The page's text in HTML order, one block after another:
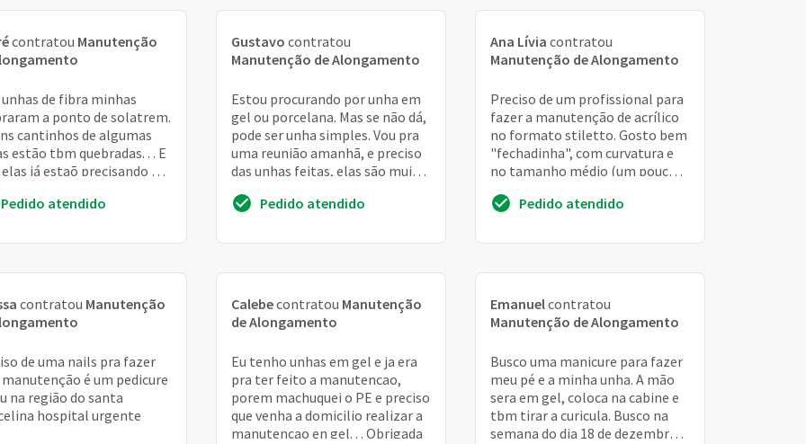
contratou Manutenção
de fibra minhas
a ponto de solatrem.
cantinhos de algumas
estão tbm quebradas. . . E
já estaõ precisando da
Pedido atendido
Gustavo contratou
Manutenção de Alongamento
Estou procurando por unha em
gel ou porcelana. Mas se não dá,
pode ser unha simples. Vou pra
uma reunião amanhã, e preciso
das unhas feitas, elas são muito
Pedido atendido
Ana Lívia contratou
Manutenção de Alongamento
Preciso de um profissional para
fazer a manutenção de acrílico
no formato stiletto. Gosto bem
"fechadinha", com curvatura e
no tamanho médio (um pouco
agora). Go...
Pedido atendido
contratou Manutenção
de uma nails pra fazer
é um pedicure
na região do santa
hospital urgente
Calebecontratou Manutenção
de Alongamento
Eu tenho unhas em gel e ja era
pra ter feito a manutencao,
porem machuquei o PE e preciso
que venha a domicilio realizar a
manutencao en gel. . . Obrigada
Emanuelcontratou
Manutenção de Alongamento
Busco uma manicure para fazer
meu pé e a minha unha. A mão
sera em gel, coloca na cabine e
tbm tirar a curicula. Busco na
semana do dia 18 de dezembro.